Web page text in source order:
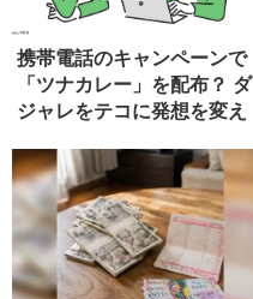
携帯電話のキャンペーンで
「ツナカレー」を配布？ ダ
ジャレをテコに発想を変え